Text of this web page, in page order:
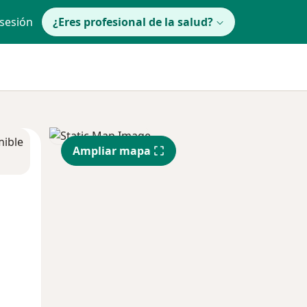
¿Eres profesional de la salud?
Ampliar mapa